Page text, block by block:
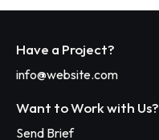
Have a Project?
info@website.com
Want to Work with Us?
Send Brief